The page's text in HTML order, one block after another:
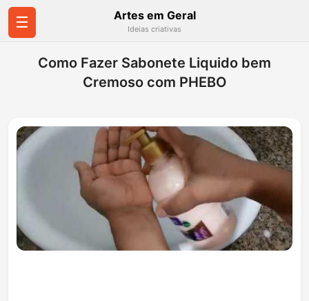
☰ Artes em Geral
Ideias criativas
Como Fazer Sabonete Liquido bem
Cremoso com PHEBO